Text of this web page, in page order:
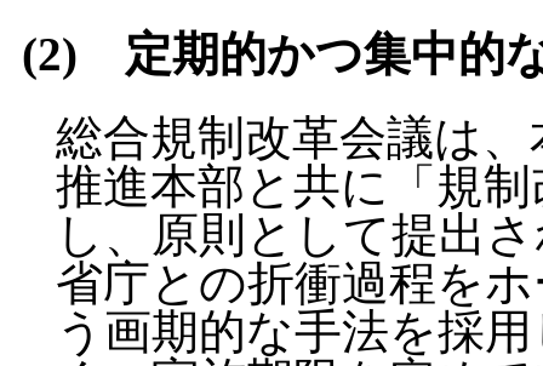
(2) 定期的かつ集中的
総合規制改革会議は
推進本部と共に「規
し、原則として提出
省庁との折衝過程を
う画期的な手法を採